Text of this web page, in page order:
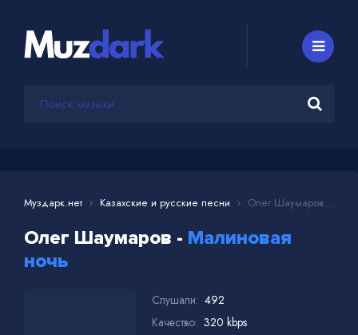
Муздарк.нет Казахские и русские песни Олег Шаумаров - Малиновая ночь
Олег Шаумаров - Малиновая
ночь
Слушали: 492
Качество: 320 kbps